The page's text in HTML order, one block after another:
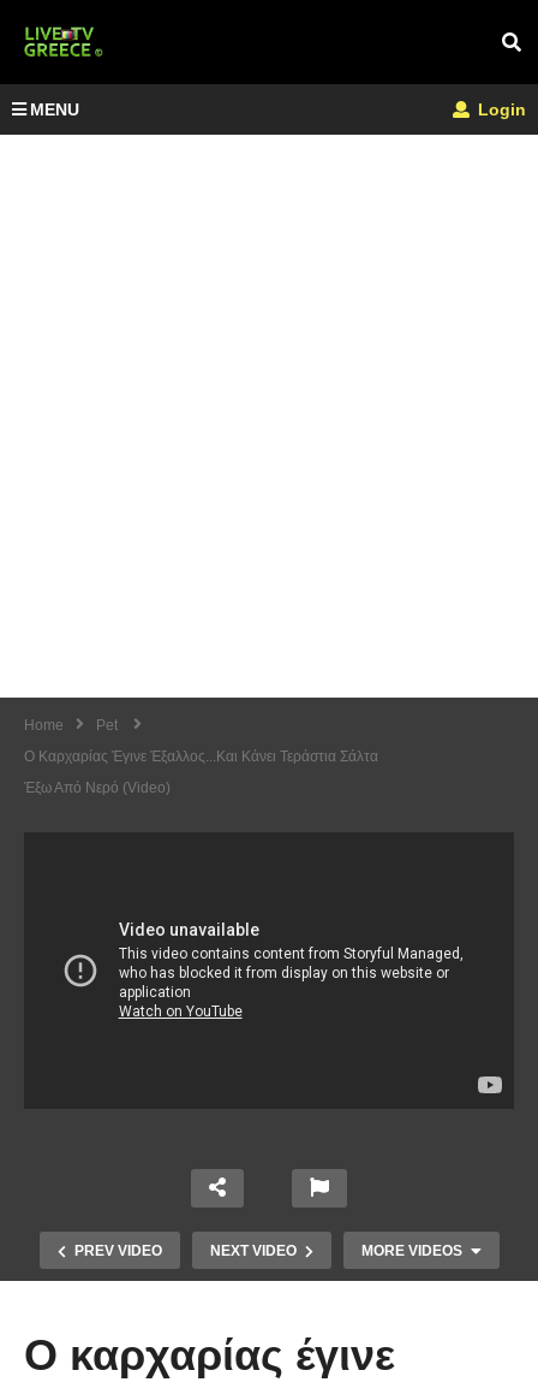
MENU Login
Home
Pet
Ο Καρχαρίας Έγινε Έξαλλος...και Κάνει Τεράστια Σάλτα
Έξω Από Νερό (Video)
PREV VIDEO NEXT VIDEO MORE VIDEOS
Ο καρχαρίας έγινε